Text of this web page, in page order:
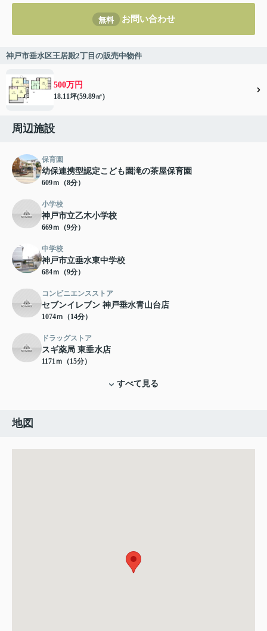
無料 お問い合わせ
神戸市垂水区王居殿2丁目の販売中物件
500万円
18.11坪(59.89㎡)
周辺施設
保育園
幼保連携型認定こども園滝の茶屋保育園
609ｍ（8分）
小学校
神戸市立乙木小学校
669ｍ（9分）
中学校
神戸市立垂水東中学校
684ｍ（9分）
コンビニエンスストア
セブンイレブン 神戸垂水青山台店
1074ｍ（14分）
ドラッグストア
スギ薬局 東垂水店
1171ｍ（15分）
すべて見る
地図